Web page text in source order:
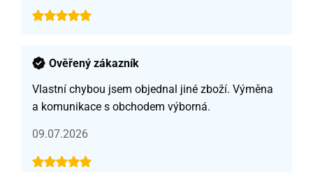
Ověřený zákazník
Vlastní chybou jsem objednal jiné zboží. Výměna
a komunikace s obchodem výborná.
09.07.2026